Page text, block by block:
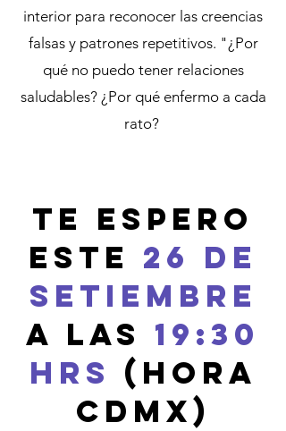
interior para reconocer las creencias
falsas y patrones repetitivos. "¿Por
qué no puedo tener relaciones
saludables? ¿Por qué enfermo a cada
rato?
TE ESPERO
ESTE 26 DE
SETIEMBRE
A LAS 19:30
HRS (hora
CDMX)